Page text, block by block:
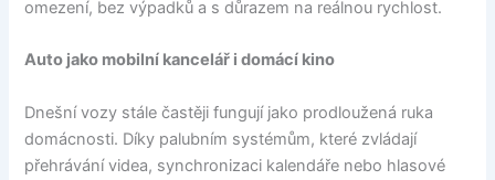
omezení, bez výpadků a s důrazem na reálnou rychlost.
Auto jako mobilní kancelář i domácí kino
Dnešní vozy stále častěji fungují jako prodloužená ruka
domácnosti. Díky palubním systémům, které zvládají
přehrávání videa, synchronizaci kalendáře nebo hlasové